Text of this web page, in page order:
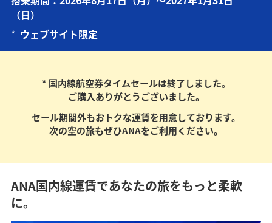
（日）
* ウェブサイト限定
* 国内線航空券タイムセールは終了しました。
ご購入ありがとうございました。
セール期間外もおトクな運賃を用意しております。
次の空の旅もぜひANAをご利用ください。
ANA国内線運賃であなたの旅をもっと柔軟
に。